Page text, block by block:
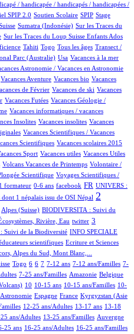
/ handicapée / handicapés / handicapées /
SPIP 2.0 Soutien Scolaire SPIP Stage
Sumatra (Indonésie) Sur les Traces du
Sur les Traces du Loup Suisse Enfants Ados
Tahiti Togo Tous les âges Transect /
Parc (Australie) Usa Vacances à la mer
Astronomie / Vacances en Astronomie
Vacances Aventure Vacances bio Vacances
de Février Vacances de ski Vacances
Vacances Futées Vacances Géologie /
Vacances informatiques / vacances
Insolites Vacances insolites Vacances
Vacances Scientifiques / Vacances
Scientifiques Vacances scolaires 2015
Sport Vacances utiles Vacances Utiles
Volcans Vacances de Printemps Volontaire /
Scientifique Voyages Scientifiques /
1 formateur 0-6 ans facebook FR UNIVERS :
1 népalais issu de OSI Népal 2
Alpes (Suisse) BIODIVERSITA : Suivi du
Rivière, Eau twitter 3
Suivi de la Biodiversité INFO SPECIALE
scientifiques Ecriture et Sciences
Alpes du Sud, Mont Blanc,...
Togo 6 6 7 7-12 ans 7-12 ans/Familles 7-
7-25 ans/Familles Amazonie Belgique
10 10-15 ans 10-15 ans/Familles 10-
Astronomie Espagne France Kyrgyzstan (Asie
12-25 ans/Adultes 13-17 ans 13-18
ans/Adultes 13-25 ans/Familles Auvergne
25 ans 16-25 ans/Adultes 16-25 ans/Familles